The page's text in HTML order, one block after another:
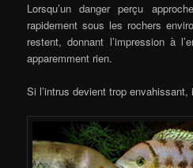
Lorsqu’un danger perçu
rapidement sous les rochers
restent, donnant l’impression à
apparemment rien.
Si l’intrus devient trop